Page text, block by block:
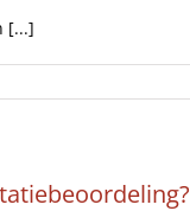
[...]